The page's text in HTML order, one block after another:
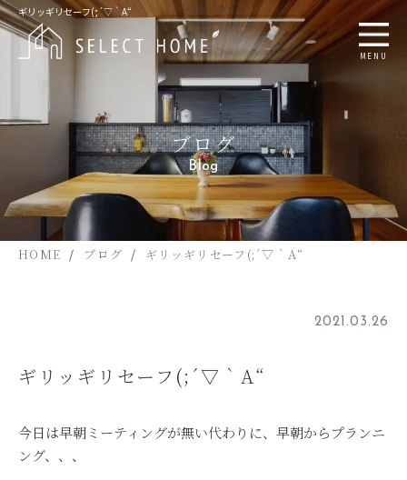
ギリッギリセーフ(;´▽｀A“
MENU
ブログ
Blog
HOME ブログ ギリッギリセーフ(;´▽｀A“
2021.03.26
ギリッギリセーフ(;´▽｀A“
今日は早朝ミーティングが無い代わりに、早朝からプランニ
ング、、、